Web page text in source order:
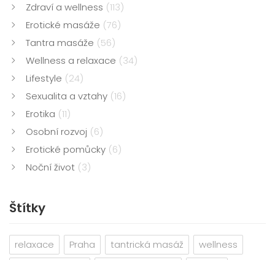
Zdraví a wellness (113)
Erotické masáže (76)
Tantra masáže (56)
Wellness a relaxace (34)
Lifestyle (24)
Sexualita a vztahy (16)
Erotika (11)
Osobní rozvoj (6)
Erotické pomůcky (6)
Noční život (3)
Štítky
relaxace Praha tantrická masáž
wellness